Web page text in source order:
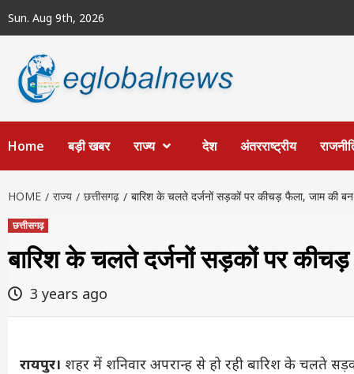
to
Sun. Aug 9th, 2026
Home बड़ी खबर राज्य देश अंतरराष्ट्रीय
HOME राज्य छत्तीसगढ़ बारिश के चलते दर्जनों सड़कों पर कीचड़ फैला, जाम की बन
छत्तीसगढ़
बारिश के चलते दर्जनों सड़कों पर कीचड़
3 years ago
रायपुर। शहर में शनिवार अपरान्ह से हो रही बारिश के चलते